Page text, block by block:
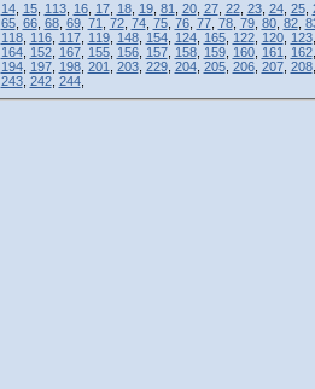
14, 15, 113, 16, 17, 18, 19, 81 20, 27, 22, 23, 24, 25,
65, 66, 68, 69, 71 72, 74, 75, 76, 77, 78, 79, 80, 82,
118, 116, 117, 119, 148, 154, 124, 165, 122, 120, 123
164, 152, 167, 155, 156, 157, 158, 159, 160, 161 162
194, 197, 198, 201 203, 229, 204, 205, 206, 207, 208
243, 242, 244,